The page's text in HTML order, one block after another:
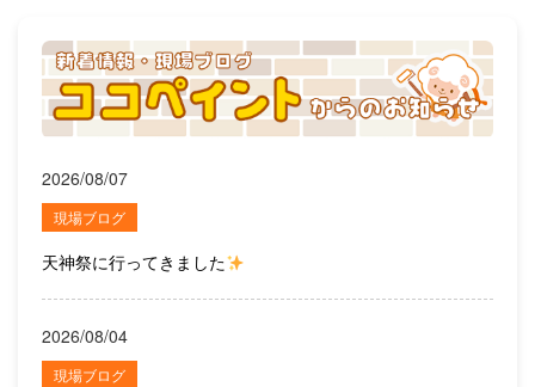
2026/08/07
現場ブログ
天神祭に行ってきました
2026/08/04
現場ブログ